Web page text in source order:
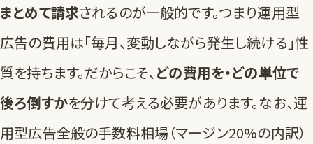
まとめて請求されるのが一般的です。つまり運用型
広告の費用は「毎月、変動しながら発生し続ける」性
質を持ちます。だからこそ、どの費用を・どの単位で
後ろ倒すかを分けて考える必要があります。なお、運
用型広告全般の手数料相場（マージン20%の内訳）